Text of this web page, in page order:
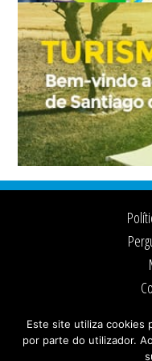
Footer
Este site utiliza cookies
por parte do utilizador.